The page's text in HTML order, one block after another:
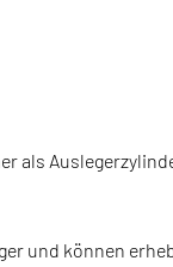
als
und können